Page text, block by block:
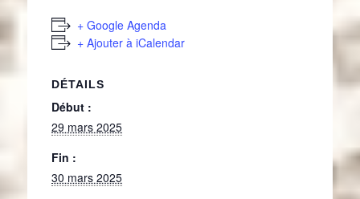
+ Google Agenda
+ Ajouter à iCalendar
DÉTAILS
Début :
29 mars 2025
Fin :
30 mars 2025